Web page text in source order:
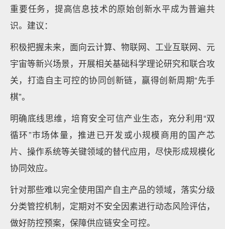
重要任务，提高信息技术的原始创新水平成为普遍共
识。建议：
积极把握未来，面向云计算、物联网、工业互联网、元
宇宙等新兴场景，开展相关基础科学理论研究和联合攻
关，打造自主可控的协同创新链，赢得创新周期“先手
棋”。
明确底线思维，培育安全可信产业生态，充分利用“双
循环”市场体量，推进已开发或小规模商用的国产芯
片、操作系统等关键领域的替代应用，尽快形成规模化
协同效应。
针对那些难以完全使用国产自主产品的领域，落实分级
分类管控机制，定期对不安全因素进行动态风险评估，
做好防控预案，保障供应链安全可控。